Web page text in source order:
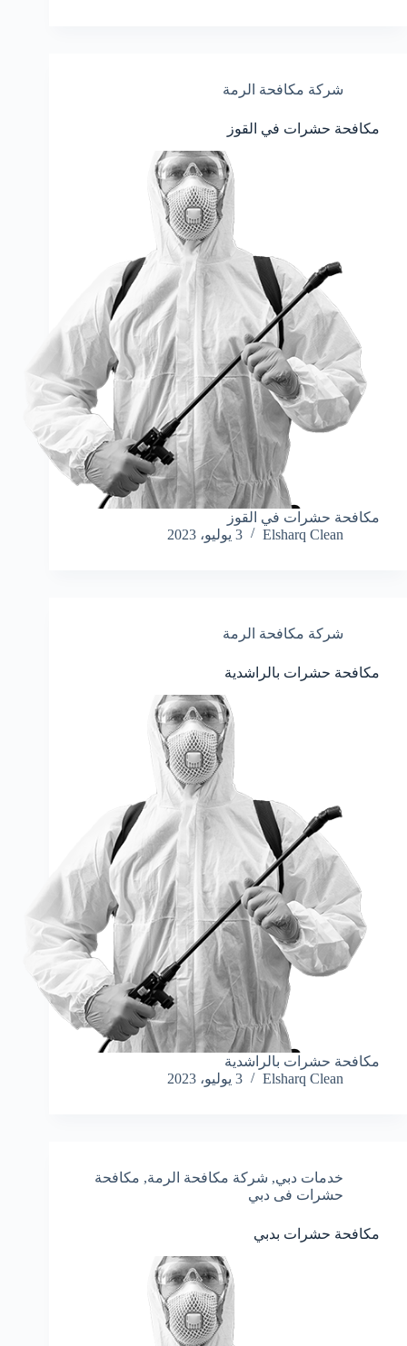
شركة مكافحة الرمة
مكافحة حشرات في القوز
مكافحة حشرات في القوز
Elsharq Clean
3 يوليو، 2023
شركة مكافحة الرمة
مكافحة حشرات بالراشدية
مكافحة حشرات بالراشدية
Elsharq Clean
3 يوليو، 2023
خدمات دبي, شركة مكافحة الرمة, مكافحة
حشرات فى دبي
مكافحة حشرات بدبي